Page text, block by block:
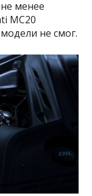
менее
MC20
не смог.